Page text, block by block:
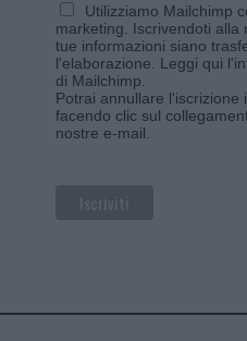
Utilizziamo Mailchimp
marketing. Iscrivendoti alla
tue informazioni siano
l'elaborazione. Leggi qui
di Mailchimp
Potrai annullare l'iscrizione
facendo clic sul
nostre e-mail.